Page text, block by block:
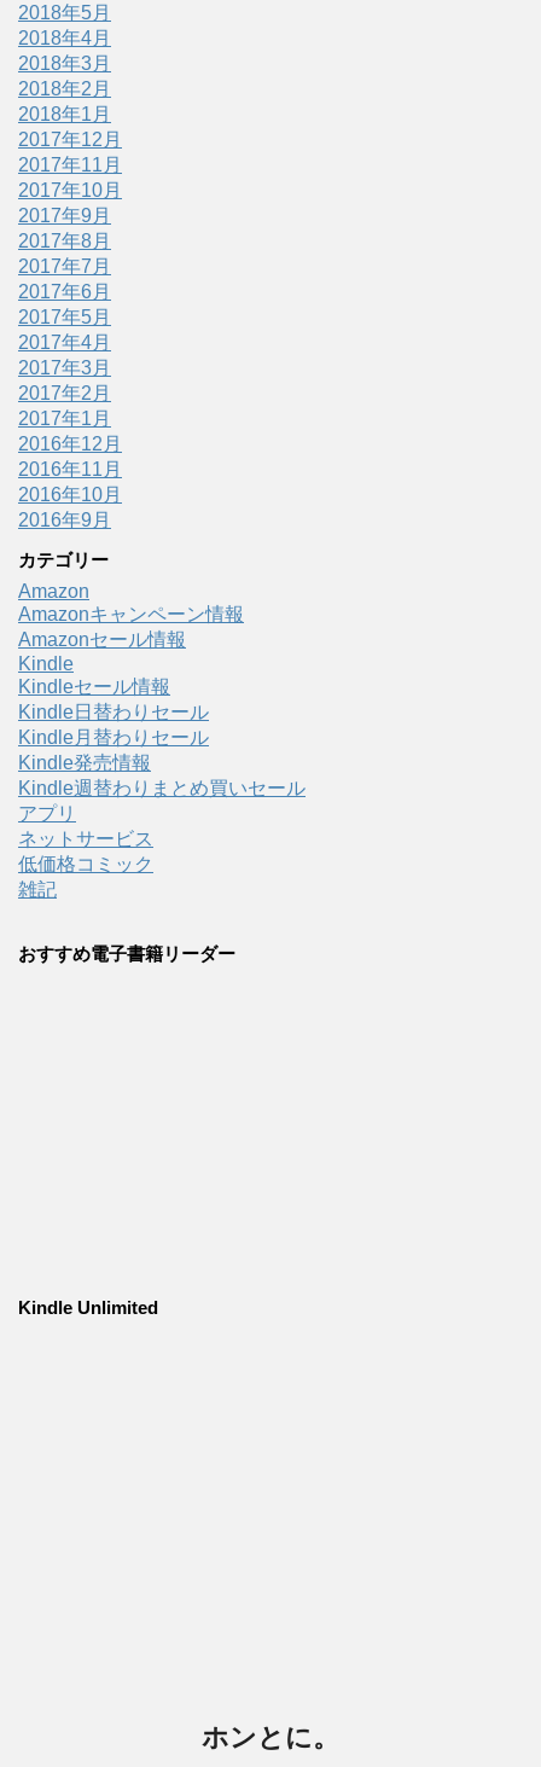
2018年5月
2018年4月
2018年3月
2018年2月
2018年1月
2017年12月
2017年11月
2017年10月
2017年9月
2017年8月
2017年7月
2017年6月
2017年5月
2017年4月
2017年3月
2017年2月
2017年1月
2016年12月
2016年11月
2016年10月
2016年9月
カテゴリー
Amazon
Amazonキャンペーン情報
Amazonセール情報
Kindle
Kindleセール情報
Kindle日替わりセール
Kindle月替わりセール
Kindle発売情報
Kindle週替わりまとめ買いセール
アプリ
ネットサービス
低価格コミック
雑記
おすすめ電子書籍リーダー
Kindle Unlimited
ホンとに。